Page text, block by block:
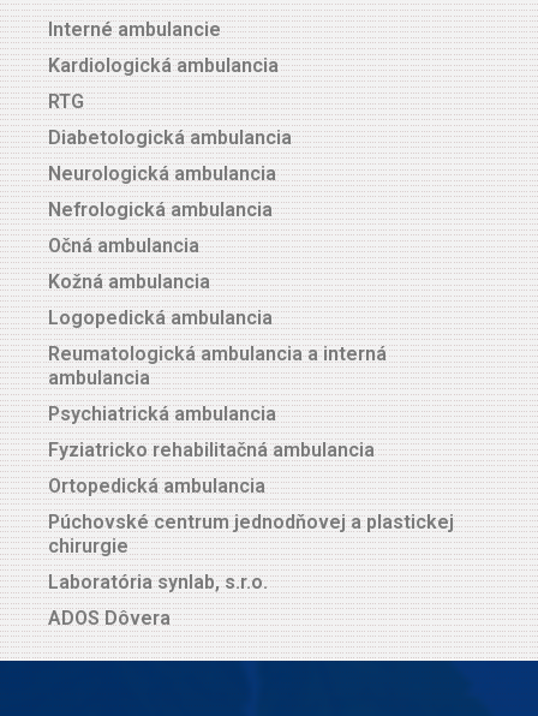
Interné ambulancie
Kardiologická ambulancia
RTG
Diabetologická ambulancia
Neurologická ambulancia
Nefrologická ambulancia
Očná ambulancia
Kožná ambulancia
Logopedická ambulancia
Reumatologická ambulancia a interná
ambulancia
Psychiatrická ambulancia
Fyziatricko rehabilitačná ambulancia
Ortopedická ambulancia
Púchovské centrum jednodňovej a plastickej
chirurgie
Laboratória synlab, s.r.o.
ADOS Dôvera